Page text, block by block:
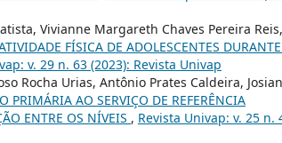
Vivianne Margareth Chaves Pereira Reis,
FÍSICA DE ADOLESCENTES
v. 29 n. 63 (2023): Revista Univap
Rocha Urias, Antônio Prates Caldeira,
PRIMÁRIA AO SERVIÇO DE REFERÊNCIA
ENTRE OS NÍVEIS , Revista Univap: v. 25 n.